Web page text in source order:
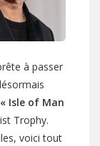
à passer
« Isle of Man
Trophy.
voici tout